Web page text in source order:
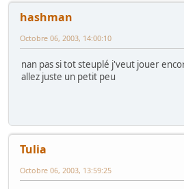
hashman
Octobre 06, 2003, 14:00:10
nan pas si tot steuplé j'veut jouer
allez juste un petit peu
Tulia
Octobre 06, 2003, 13:59:25